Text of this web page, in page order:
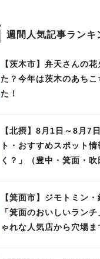
週間人気記事ランキ
【茨木市】弁天さんの
た？今年は茨木のあち
た！
【北摂】8月1日～8月7
ト・おすすめスポット
く？」（豊中・箕面・
【箕面市】ジモトミン
「箕面のおいしいラン
ゃれな人気店から穴場ま